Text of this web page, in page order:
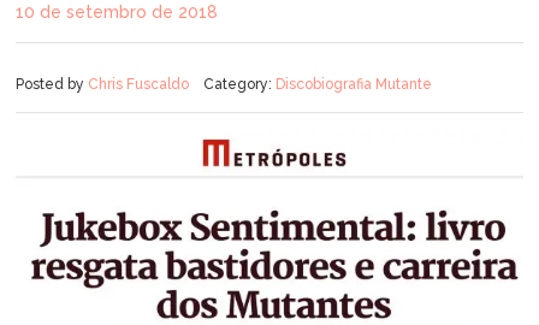
10 de setembro de 2018
Posted by Chris Fuscaldo Category: Discobiografia Mutante